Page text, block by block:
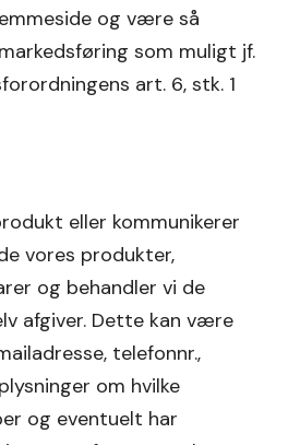
og være så
som muligt jf.
art. 6, stk. 1
eller kommunikerer
vores produkter,
og behandler vi de
afgiver. Dette kan være
telefonnr.,
om hvilke
og eventuelt har